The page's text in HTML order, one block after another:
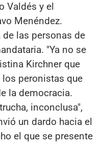
Valdés y el
Menéndez.
de las personas de
"Ya no se
Kirchner que
los peronistas que
la democracia.
inconclusa",
un dardo hacia el
el que se presente